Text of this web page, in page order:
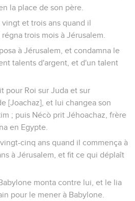
la place de son père.
et trois ans quand il
trois mois à Jérusalem.
à Jérusalem, et condamna le
talents d'argent, et d'un talent
pour Roi sur Juda et sur
[Joachaz], et lui changea son
; puis Nécò prit Jéhoachaz, frère
en Egypte.
cinq ans quand il commença à
à Jérusalem, et fit ce qui déplaît
monta contre lui, et le lia
pour le mener à Babylone.